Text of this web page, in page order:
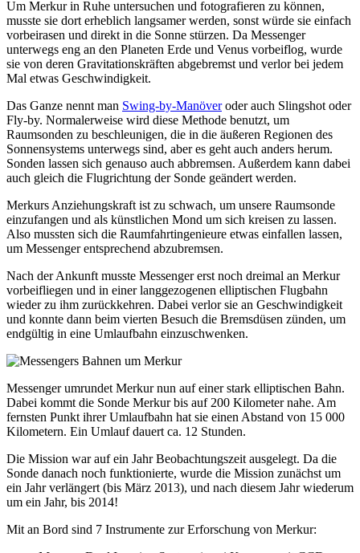
Um Merkur in Ruhe untersuchen und fotografieren zu können,
musste sie dort erheblich langsamer werden, sonst würde sie einfach
vorbeirasen und direkt in die Sonne stürzen. Da Messenger
unterwegs eng an den Planeten Erde und Venus vorbeiflog, wurde
sie von deren Gravitationskräften abgebremst und verlor bei jedem
Mal etwas Geschwindigkeit.
Das Ganze nennt man Swing-by-Manöveroder auch Slingshot oder
Fly-by. Normalerweise wird diese Methode benutzt, um
Raumsonden zu beschleunigen, die in die äußeren Regionen des
Sonnensystems unterwegs sind, aber es geht auch anders herum.
Sonden lassen sich genauso auch abbremsen. Außerdem kann dabei
auch gleich die Flugrichtung der Sonde geändert werden.
Merkurs Anziehungskraft ist zu schwach, um unsere Raumsonde
einzufangen und als künstlichen Mond um sich kreisen zu lassen.
Also mussten sich die Raumfahrtingenieure etwas einfallen lassen,
um Messenger entsprechend abzubremsen.
Nach der Ankunft musste Messenger erst noch dreimal an Merkur
vorbeifliegen und in einer langgezogenen elliptischen Flugbahn
wieder zu ihm zurückkehren. Dabei verlor sie an Geschwindigkeit
und konnte dann beim vierten Besuch die Bremsdüsen zünden, um
endgültig in eine Umlaufbahn einzuschwenken.
Messenger umrundet Merkur nun auf einer stark elliptischen Bahn.
Dabei kommt die Sonde Merkur bis auf 200 Kilometer nahe. Am
fernsten Punkt ihrer Umlaufbahn hat sie einen Abstand von 15 000
Kilometern. Ein Umlauf dauert ca. 12 Stunden.
Die Mission war auf ein Jahr Beobachtungszeit ausgelegt. Da die
Sonde danach noch funktionierte, wurde die Mission zunächst um
ein Jahr verlängert (bis März 2013), und nach diesem Jahr wiederum
um ein Jahr, bis 2014!
Mit an Bord sind 7 Instrumente zur Erforschung von Merkur: